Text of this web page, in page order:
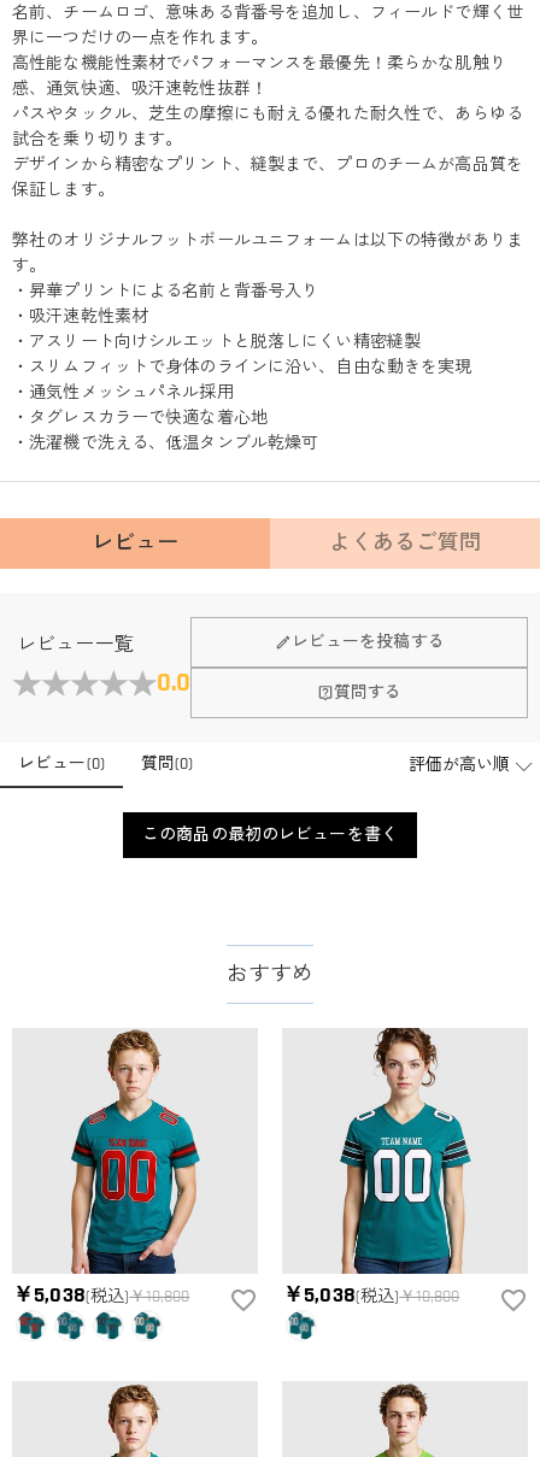
名前、チームロゴ、意味ある背番号を追加し、フィールドで輝く世
界に一つだけの一点を作れます。
高性能な機能性素材でパフォーマンスを最優先！柔らかな肌触り
感、通気快適、吸汗速乾性抜群！
パスやタックル、芝生の摩擦にも耐える優れた耐久性で、あらゆる
試合を乗り切ります。
デザインから精密なプリント、縫製まで、プロのチームが高品質を
保証します。
弊社のオリジナルフットボールユニフォームは以下の特徴がありま
す。
・昇華プリントによる名前と背番号入り
・吸汗速乾性素材
・アスリート向けシルエットと脱落しにくい精密縫製
・スリムフィットで身体のラインに沿い、自由な動きを実現
・通気性メッシュパネル採用
・タグレスカラーで快適な着心地
・洗濯機で洗える、低温タンブル乾燥可
レビュー よくあるご質問
レビュー一覧
0.0
レビューを投稿する
質問する
レビュー(0) 質問(0)
この商品の最初のレビューを書く
Fanscheerについて
会社はどこにありますか？
本社はホンコンにあります。
店舗に費やす家賃や保険、人的労力等のコストを節約して、商
品自身が値下げできるために、現在はオンラインストアのみ運
営しております。
注文後に注文の内容を変更できますか？
番号もお送りください。
支払い情報は保護されますか？
お支払い情報は高度なセキュリティで保護されております。お
客様のお支払い情報は当社のサーバーに一切保存されません。
Paypal又はクレジットカート発行会社によって処理されます。
支払い情報は保護されますか？
当社では、個人情報保護を目的としたコンプライアンスに則
り、プライバシーポリシーを定めています。お客様に安心かつ
安全にご利用いただけるよう最善の注意を払い、個人情報を厳
重に取り扱っています。 詳細は
プライバシーポリシー
確認ください。
服＆ファッション
どうやってオリジナル服をオーダーメイドします
か？
まずお気に入りのデザインを選んで、ページに表示した項目や
選択しを選んでから、カートに追加してご注文手続きをお願い
いたします。
服の印刷に色違いが出ることがありますか？
はい。ご覧になる環境（PCのモニタやスマホの画面）、商品撮
影時の照明等によりイメージ画像が実際の商品と色味が異なる
場合がございます。
どうやって自分に合うサイズを選びますか？
まずお気に入りのデザインを選んで、商品ページの画像にサイ
ズ表を参考して、自分に合うサイズをお選びください。測定方
法が異なるため、サイズに1〜2cm程度の誤差がある場合がござ
配送＆返品について
送料は配送方法によって異なります。通常配送は送料が2,520
円で、16,020円以上で無料になります。速達配送は送料が5,400
円になります。90,000円以上で無料になります。（一部離島や
注文した商品はいつ届きますか？
おすすめ
￥5,038(税込)￥10,800 ￥5,038(税込)￥10,800